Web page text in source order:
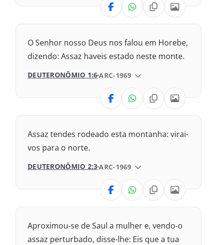
VERSÃO
Nova Versão Internacional
2017 – Nova Almeida Atualizada
1969 – Almeida Revisada e Corrigida
O Senhor nosso Deus nos falou em Horebe,
dizendo: Assaz haveis estado neste monte.
DEUTERONÔMIO 1:6 VERSÃO DA BÍBLIA
ARC-1969
VERSÃO
Nova Versão Internacional
2017 – Nova Almeida Atualizada
2009 – Almeida Revisada e Corrigida
Assaz tendes rodeado esta montanha: virai-
vos para o norte.
DEUTERONÔMIO 2:3 VERSÃO DA BÍBLIA
ARC-1969
VERSÃO
Nova Versão Internacional
Aproximou-se de Saul a mulher e, vendo-o
assaz perturbado, disse-lhe: Eis que a tua